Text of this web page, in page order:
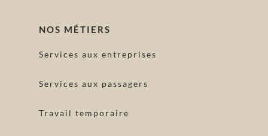
NOS MÉTIERS
Services aux entreprises
Services aux passagers
Travail temporaire